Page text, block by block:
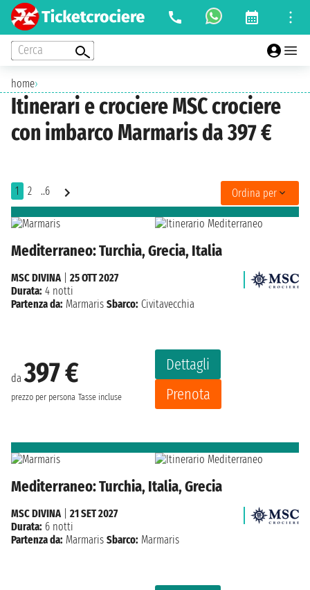
Cerca
home›
Itinerari e crociere MSC crociere
con imbarco Marmaris da 397 €
1 2 ..6 Ordina per
Mediterraneo: Turchia, Grecia, Italia
da397 €
prezzo per persona Tasse incluse
Dettagli
Prenota
MSC DIVINA| 25 OTT 2027
Durata: 4 notti
Partenza da: Marmaris Sbarco: Civitavecchia
Mediterraneo: Turchia, Italia, Grecia
MSC DIVINA| 21 SET 2027
Durata: 6 notti
Partenza da: Marmaris Sbarco: Marmaris